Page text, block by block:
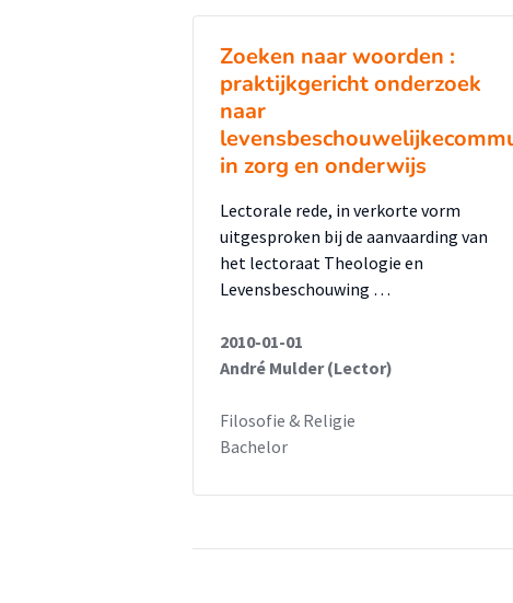
Zoeken naar woorden :
praktijkgericht onderzoek
naar
in zorg en onderwijs
Lectorale rede, in verkorte vorm
uitgesproken bij de aanvaarding van
het lectoraat Theologie en
Levensbeschouwing …
2010-01-01
André Mulder (Lector)
Filosofie & Religie
Bachelor